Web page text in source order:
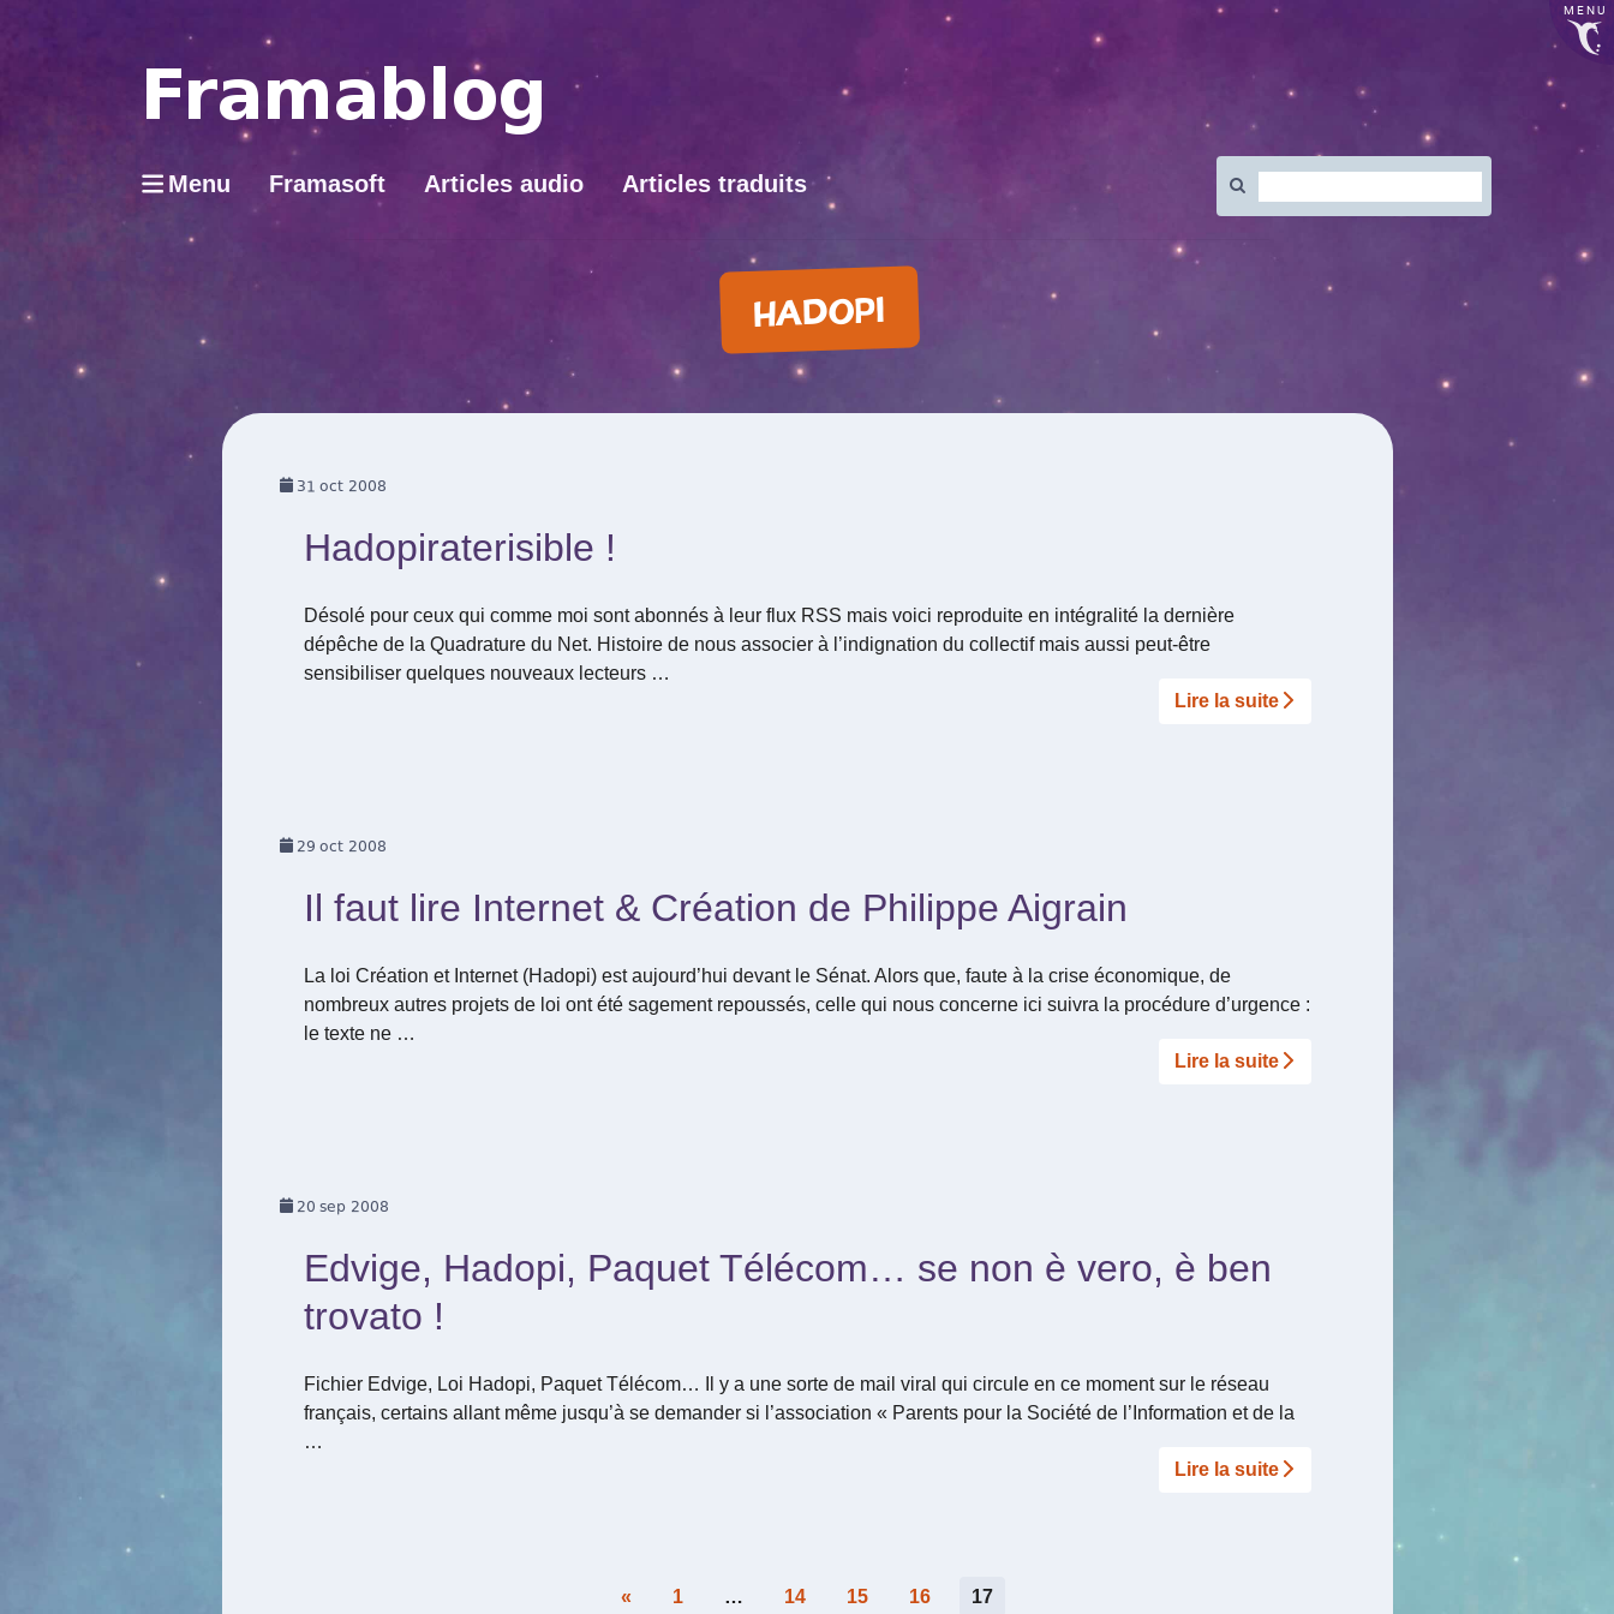
MENU
Menu Framasoft Articles audio Articles traduits
:
HADOPI
31 oct 2008
Hadopiraterisible !
Désolé pour ceux qui comme moi sont abonnés à leur flux RSS mais voici reproduite en intégralité la dernière
dépêche de la Quadrature du Net. Histoire de nous associer à l’indignation du collectif mais aussi peut-être
sensibiliser quelques nouveaux lecteurs …
Lire la suite­­
29 oct 2008
Il faut lire Internet & Création de Philippe Aigrain
La loi Création et Internet (Hadopi) est aujourd’hui devant le Sénat. Alors que, faute à la crise économique, de
nombreux autres projets de loi ont été sagement repoussés, celle qui nous concerne ici suivra la procédure d’urgence :
le texte ne …
Lire la suite­­
20 sep 2008
Edvige, Hadopi, Paquet Télécom… se non è vero, è ben
trovato !
Fichier Edvige, Loi Hadopi, Paquet Télécom… Il y a une sorte de mail viral qui circule en ce moment sur le réseau
français, certains allant même jusqu’à se demander si l’association « Parents pour la Société de l’Information et de la
…
Lire la suite­­
« 1 … 14 15 16 17